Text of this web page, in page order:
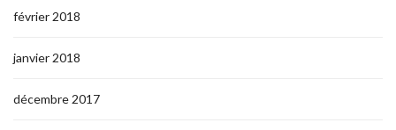
février 2018
janvier 2018
décembre 2017